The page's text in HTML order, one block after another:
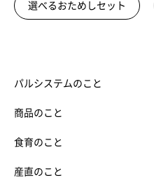
選べるおためしセット
パルシステムのこと
商品のこと
食育のこと
産直のこと